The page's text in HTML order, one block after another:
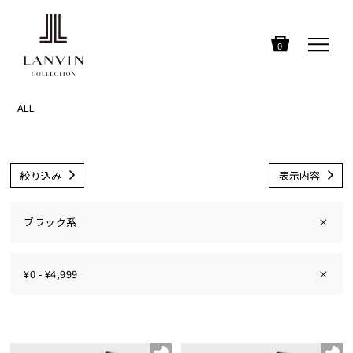
0
ALL
絞り込み 表示内容
ブラック系 ×
¥0 - ¥4,999 ×